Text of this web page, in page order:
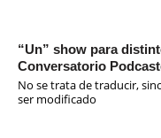
“Un” show para
Conversatorio
No se trata de traducir,
ser modificado